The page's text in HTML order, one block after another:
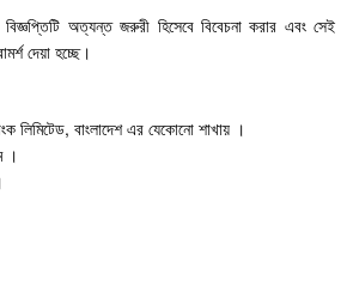
বিজ্ঞপ্তিটি অত্যন্ত জরুরী হিসেবে বিবেচনা করার এবং সেই
দেয়া হচ্ছে।
লিমিটেড, বাংলাদেশ এর যেকোনো শাখায় ।
।